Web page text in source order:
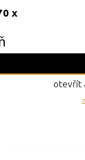
x
otevřít